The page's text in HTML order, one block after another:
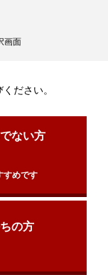
画面
ださい。
ない方
すめです
の方